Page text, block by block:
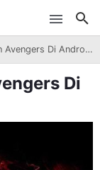
Di Android [Picsay Pro]
Di